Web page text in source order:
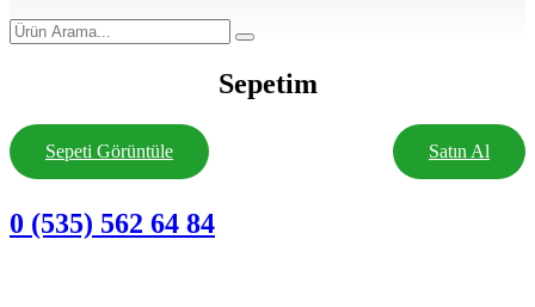
Sepetim
Sepeti Görüntüle Satın Al
0 (535) 562 64 84